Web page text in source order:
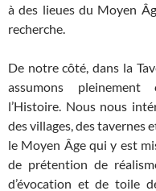
à des lieues du Moyen
recherche.
De notre côté, dans la
assumons
l’Histoire. Nous nous
des villages, des tavernes
le Moyen Âge qui y est
de prétention de
d’évocation et de toile